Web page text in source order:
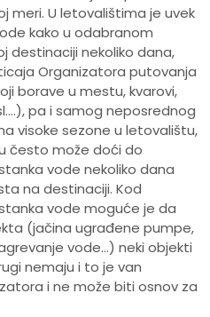
meri. U letovalištima je uvek
kako u odabranom
destinaciji nekoliko dana,
Organizatora putovanja
borave u mestu, kvarovi,
pa i samog neposrednog
visoke sezone u letovalištu,
često može doći do
vode nekoliko dana
na destinaciji. Kod
vode moguće je da
(jačina ugrađene pumpe,
vode…) neki objekti
nemaju i to je van
i ne može biti osnov za